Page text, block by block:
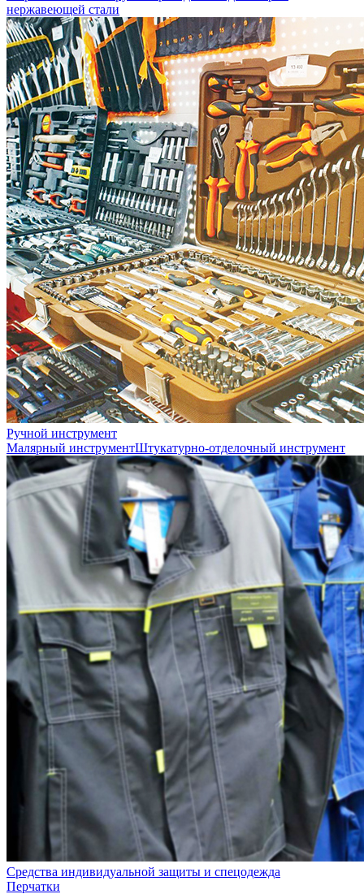
нержавеющей стали
Ручной инструмент
Малярный инструментШтукатурно-отделочный инструмент
Средства индивидуальной защиты и спецодежда
Перчатки